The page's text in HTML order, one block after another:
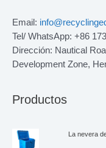
Email:
Tel/ WhatsApp: +86
Dirección: Nautical
Development Zone,
Productos
La nevera